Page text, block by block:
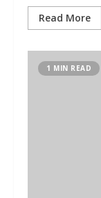
Read More
1 MIN READ